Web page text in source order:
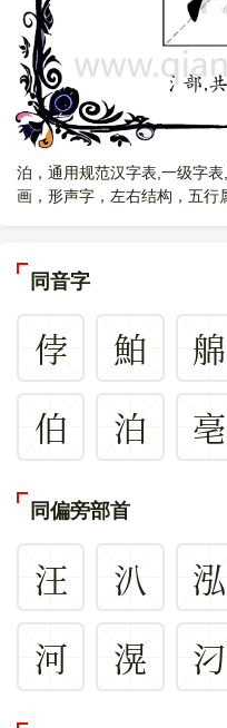
泊，通用规范汉字表,一级字
画，形声字，左右结构，五行
同音字
侼 鮊 艊
伯
泊 亳
同偏旁部首
汪 汃 泓
河
滉 汈